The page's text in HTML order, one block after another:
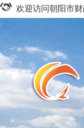
欢迎访问朝阳市财